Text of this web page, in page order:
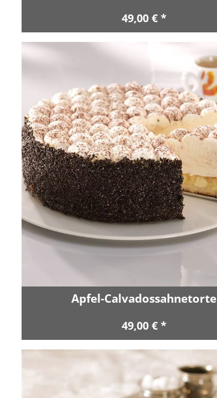
49,00 € *
Apfel-Calvadossahnetorte
49,00 € *